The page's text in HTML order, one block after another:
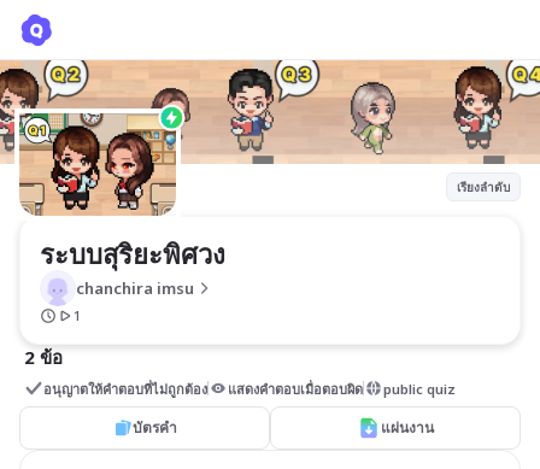
เรียงลำดับ
ระบบสุริยะพิศวง
chanchira imsu
1
2 ข้อ
อนุญาตให้คำตอบที่ไม่ถูกต้อง แสดงคำตอบเมื่อตอบผิด public quiz
บัตรคำ แผ่นงาน